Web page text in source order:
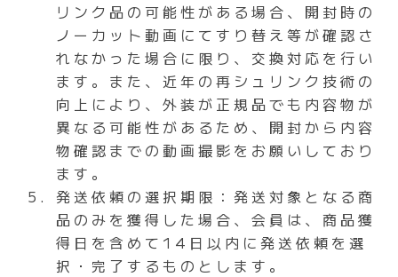
リンク品の可能性がある場合、開封時の
ノーカット動画にてすり替え等が確認さ
れなかった場合に限り、交換対応を行い
ます。また、近年の再シュリンク技術の
向上により、外装が正規品でも内容物が
異なる可能性があるため、開封から内容
物確認までの動画撮影をお願いしており
ます。
発送依頼の選択期限：発送対象となる商
品のみを獲得した場合、会員は、商品獲
得日を含めて14日以内に発送依頼を選
択・完了するものとします。